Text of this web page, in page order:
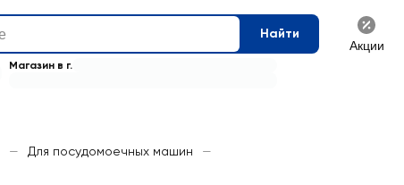
Найти
Акции
Магазин в г.
— Для посудомоечных машин
—